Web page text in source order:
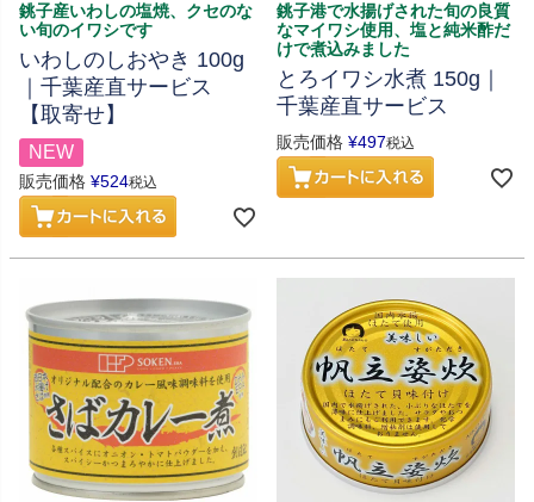
銚子産いわしの塩焼、クセのな
い旬のイワシです
いわしのしおやき 100g
｜千葉産直サービス
【取寄せ】
NEW
販売価格 ¥524税込
銚子港で水揚げされた旬の良質
なマイワシ使用、塩と純米酢だ
けで煮込みました
とろイワシ水煮 150g｜
千葉産直サービス
販売価格 ¥497税込